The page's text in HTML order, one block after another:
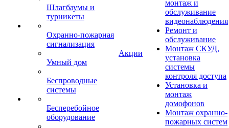
Шлагбаумы и
турникеты
Охранно-пожарная
сигнализация
Умный дом
Беспроводные
системы
Бесперебойное
оборудование
Акции
монтаж и
обслуживание
видеонаблюдения
Ремонт и
обслуживание
Монтаж СКУД,
установка
системы
контроля доступа
Установка и
монтаж
домофонов
Монтаж охранно-
пожарных систем